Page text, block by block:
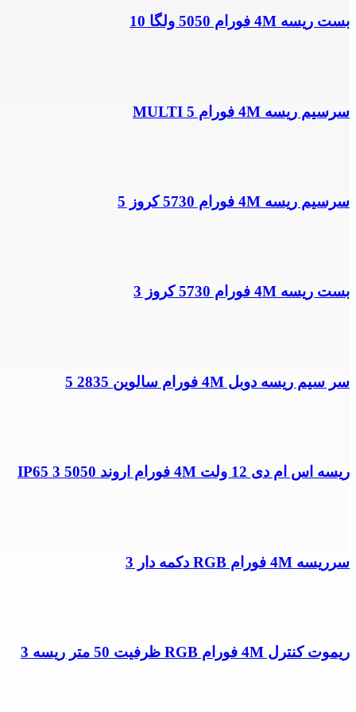
بست ریسه 4M فورام 5050 ولگا 10
سرسیم ریسه 4M فورام MULTI 5
سرسیم ریسه 4M فورام 5730 کروز 5
بست ریسه 4M فورام 5730 کروز 3
سر سیم ریسه دوبل 4M فورام سالوین 2835 5
ریسه اس ام دی 12 ولت 4M فورام اروند 5050 IP65 3
سرریسه 4M فورام RGB دکمه دار 3
ریموت کنترل 4M فورام RGB ظرفیت 50 متر ریسه 3